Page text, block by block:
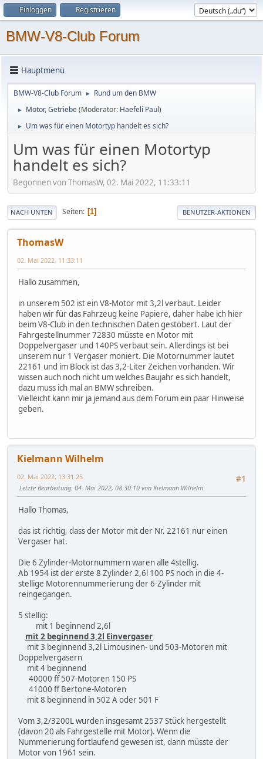
Einloggen Registrieren
BMW-V8-Club Forum
Hauptmenü
BMW-V8-Club Forum ► Rund um den BMW
► Motor, Getriebe(Moderator: Haefeli Paul)
► Um was für einen Motortyp handelt es sich?
Um was für einen Motortyp
handelt es sich?
Begonnen von ThomasW, 02. Mai 2022, 11:33:11
NACH UNTEN Seiten 1 BENUTZER-AKTIONEN
ThomasW
02. Mai 2022, 11:33:11
Hallo zusammen,
in unserem 502 ist ein V8-Motor mit 3,2l verbaut. Leider
haben wir für das Fahrzeug keine Papiere, daher habe ich hier
beim V8-Club in den technischen Daten gestöbert. Laut der
Fahrgestellnummer 72830 müsste en Motor mit
Doppelvergaser und 140PS verbaut sein. Allerdings ist bei
unserem nur 1 Vergaser moniert. Die Motornummer lautet
22161 und im Block ist das 3,2-Liter Zeichen vorhanden. Wir
wissen auch noch nicht um welches Baujahr es sich handelt,
dazu muss ich mal an BMW schreiben.
Vielleicht kann mir ja jemand aus dem Forum ein paar Hinweise
geben.
Kielmann Wilhelm
#1
02. Mai 2022, 13:31:25
Letzte Bearbeitung: 04. Mai 2022, 08:30:10 von Kielmann Wilhelm
Hallo Thomas,
das ist richtig, dass der Motor mit der Nr. 22161 nur einen
Vergaser hat.
Die 6 Zylinder-Motornummern waren alle 4stellig.
Ab 1954 ist der erste 8 Zylinder 2,6l 100 PS noch in die 4-
stellige Motorennummerierung der 6-Zylinder mit
reingegangen.
5 stellig:
mit 1 beginnend 2,6l
mit 2 beginnend 3,2l Einvergaser
mit 3 beginnend 3,2l Limousinen- und 503-Motoren mit
Doppelvergasern
mit 4 beginnend
40000 ff 507-Motoren 150 PS
41000 ff Bertone-Motoren
mit 8 beginnend in 502 A oder 501 F
Vom 3,2/3200L wurden insgesamt 2537 Stück hergestellt
(davon 20 als Fahrgestelle mit Motor). Wenn die
Nummerierung fortlaufend gewesen ist, dann müsste der
Motor von 1961 sein.